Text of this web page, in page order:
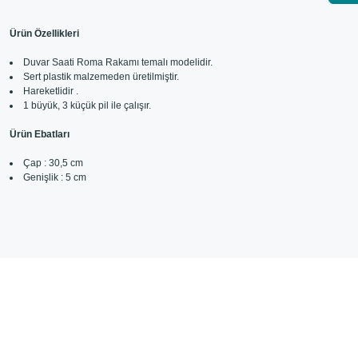
Ürün Özellikleri
Duvar Saati Roma Rakamı temalı modelidir.
Sert plastik malzemeden üretilmiştir.
Hareketlidir .
1 büyük, 3 küçük pil ile çalışır.
Ürün Ebatları
Çap : 30,5 cm
Genişlik : 5 cm